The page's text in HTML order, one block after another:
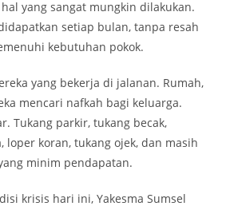
yang sangat mungkin dilakukan.
setiap bulan, tanpa resah
kebutuhan pokok.
yang bekerja di jalanan. Rumah,
mencari nafkah bagi keluarga.
Tukang parkir, tukang becak,
loper koran, tukang ojek, dan masih
minim pendapatan.
krisis hari ini, Yakesma Sumsel